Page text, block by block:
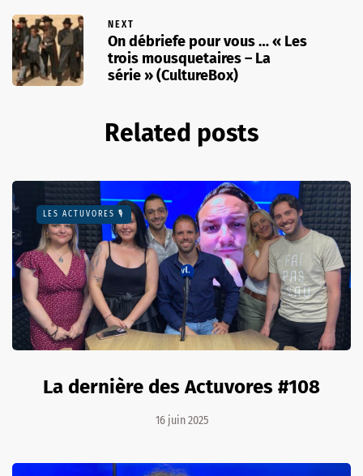
NEXT
On débriefe pour vous … « Les
trois mousquetaires – La
série » (CultureBox)
Related posts
LES ACTUVORES 🎙
La dernière des Actuvores #108
16 juin 2025